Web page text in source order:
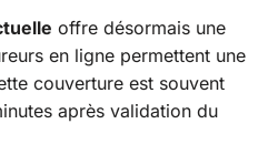
offre désormais une
en ligne permettent une
couverture est souvent
après validation du